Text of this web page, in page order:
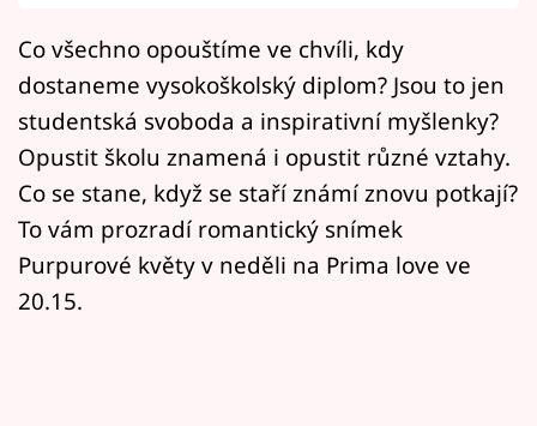
Mámy sobě
Přihlášení
Sledujte nás
Co všechno opouštíme ve chvíli, kdy
dostaneme vysokoškolský diplom? Jsou to jen
studentská svoboda a inspirativní myšlenky?
Opustit školu znamená i opustit různé vztahy.
Co se stane, když se staří známí znovu potkají?
To vám prozradí romantický snímek
Purpurové květy v neděli na Prima love ve
20.15.